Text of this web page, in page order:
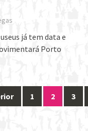
já tem data e
Porto
1 2 3